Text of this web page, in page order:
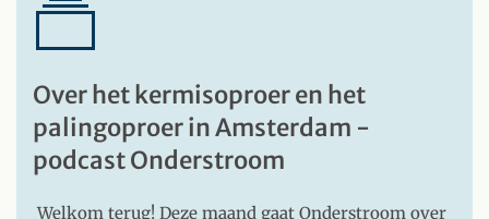
Over het kermisoproer en het
palingoproer in Amsterdam -
podcast Onderstroom
Welkom terug! Deze maand gaat Onderstroom over